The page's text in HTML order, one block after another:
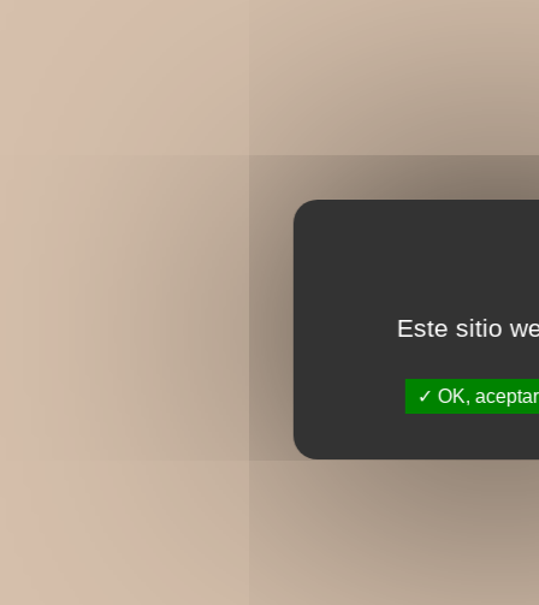
Este sitio
OK,